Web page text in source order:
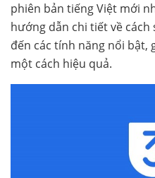
phiên bản tiếng Việt mới
hướng dẫn chi tiết về
đến các tính năng nổi bật,
một cách hiệu quả.